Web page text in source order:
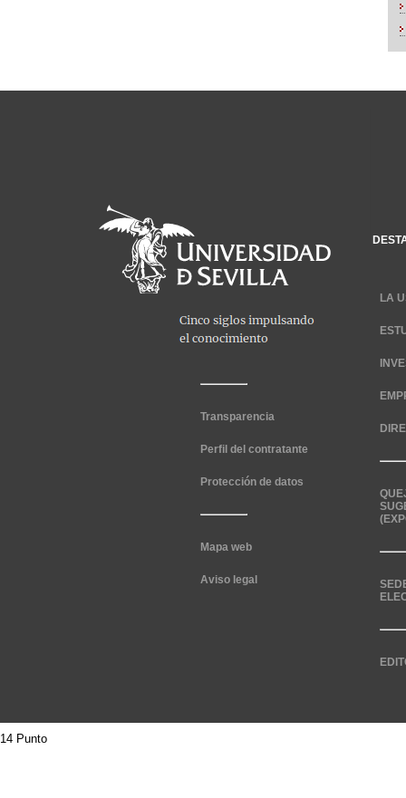
Transparencia
Perfil del contratante
Protección de datos
Mapa web
Aviso legal
LA
14 Punto